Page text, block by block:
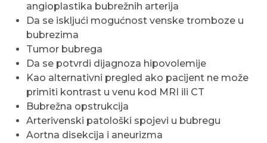
angioplastika bubrežnih arterija
Da se iskljući mogućnost venske tromboze u
bubrezima
Tumor bubrega
Da se potvrdi dijagnoza hipovolemije
Kao alternativni pregled ako pacijent ne može
primiti kontrast u venu kod MRI ili CT
Bubrežna opstrukcija
Arterivenski patološki spojevi u bubregu
Aortna disekcija i aneurizma